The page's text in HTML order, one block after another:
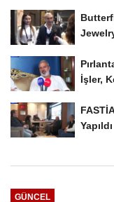
İşler,
Yapıldı
GÜNCEL